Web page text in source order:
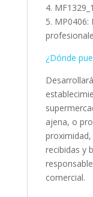
4.
5.
¿Dónde
ajena, o
recibidas y
comercial.